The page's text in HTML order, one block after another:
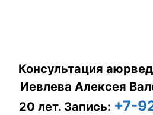
Консультация
Иевлева Алексея
20 лет. Запись: +7-